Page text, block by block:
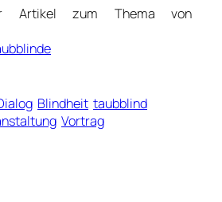
Artikel zum Thema von
Blindheit taubblind
Vortrag